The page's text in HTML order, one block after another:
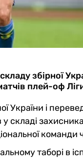
збірної
плей-оф
України і
складі
команди
таборі в